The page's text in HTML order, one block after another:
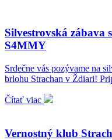
Silvestrovská zábava
S4MMY
Srdečne vás pozývame na
brlohu Strachan v Ždiari!
Čítať viac
Vernostný klub